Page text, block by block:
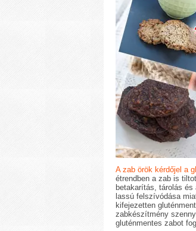
A zab örök kérdőjel a
étrendben a zab is
betakarítás, tárolás
lassú felszívódása
kifejezetten
zabkészítmény
gluténmentes zabot